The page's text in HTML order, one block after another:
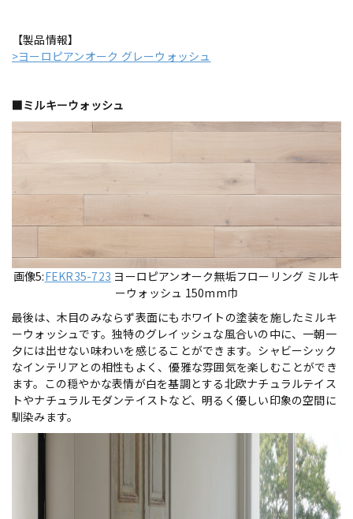
【製品情報】
>ヨーロピアンオーク グレーウォッシュ
■ミルキーウォッシュ
画像5:FEKR35-723 ヨーロピアンオーク無垢フローリング ミルキ
ーウォッシュ 150mm巾
最後は、木目のみならず表面にもホワイトの塗装を施したミルキ
ーウォッシュです。独特のグレイッシュな風合いの中に、一朝一
夕には出せない味わいを感じることができます。シャビーシック
なインテリアとの相性もよく、優雅な雰囲気を楽しむことができ
ます。この穏やかな表情が白を基調とする北欧ナチュラルテイス
トやナチュラルモダンテイストなど、明るく優しい印象の空間に
馴染みます。